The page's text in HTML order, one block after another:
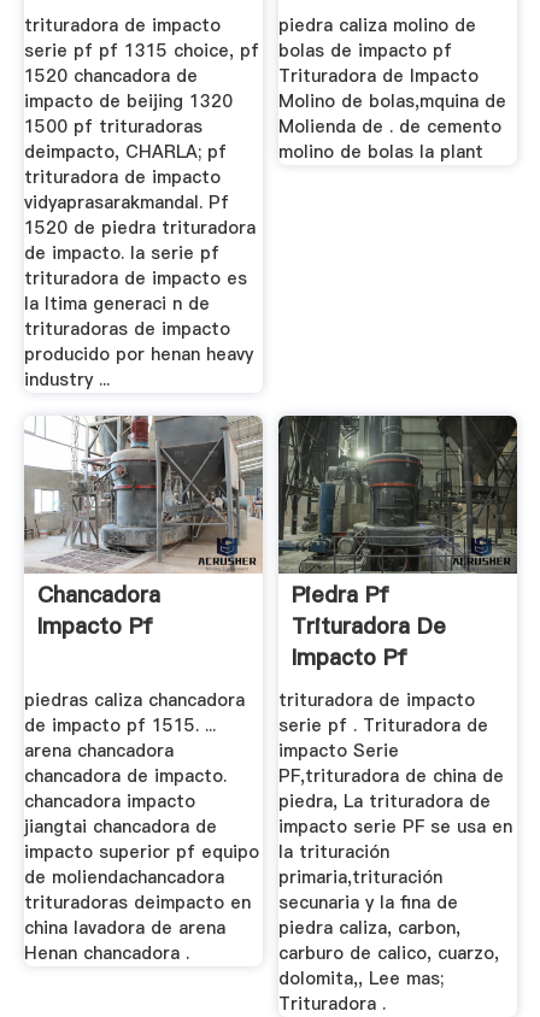
trituradora de impacto
serie pf pf 1315 choice, pf
1520 chancadora de
impacto de beijing 1320
1500 pf trituradoras
deimpacto, CHARLA; pf
trituradora de impacto
vidyaprasarakmandal. Pf
1520 de piedra trituradora
de impacto. la serie pf
trituradora de impacto es
la ltima generaci n de
trituradoras de impacto
producido por henan heavy
industry ...
piedra caliza molino de
bolas de impacto pf
Trituradora de Impacto
Molino de bolas,mquina de
Molienda de . de cemento
molino de bolas la plant
Chancadora
Impacto Pf
piedras caliza chancadora
de impacto pf 1515. ...
arena chancadora
chancadora de impacto.
chancadora impacto
jiangtai chancadora de
impacto superior pf equipo
de moliendachancadora
trituradoras deimpacto en
china lavadora de arena
Henan chancadora .
Piedra Pf
Trituradora De
Impacto Pf
trituradora de impacto
serie pf . Trituradora de
impacto Serie
PF,trituradora de china de
piedra, La trituradora de
impacto serie PF se usa en
la trituración
primaria,trituración
secunaria y la fina de
piedra caliza, carbon,
carburo de calico, cuarzo,
dolomita,, Lee mas;
Trituradora .